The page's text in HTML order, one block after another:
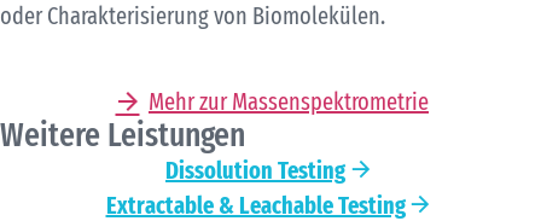
oder Charakterisierung von Biomolekülen.
Mehr zur Massenspektrometrie
Weitere Leistungen
Dissolution Testing
Extractable & Leachable Testing